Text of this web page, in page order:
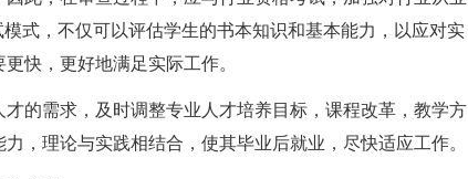
式，不仅可以评估学生的书本知识和基本能力，以应对实
快，更好地满足实际工作。
需求，及时调整专业人才培养目标，课程改革，教学方
，理论与实践相结合，使其毕业后就业，尽快适应工作。